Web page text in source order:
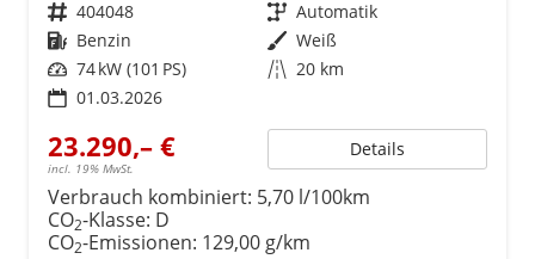
Fahrzeugnr. 404048 Getriebe Automatik
Kraftstoff Benzin Außenfarbe Weiß
Leistung 74 kW (101 PS) Kilometerstand 20 km
01.03.2026
23.290,– €
incl. 19% MwSt.
Details
Verbrauch kombiniert: 5,70 l/100km
CO2-Klasse: D
CO2-Emissionen: 129,00 g/km